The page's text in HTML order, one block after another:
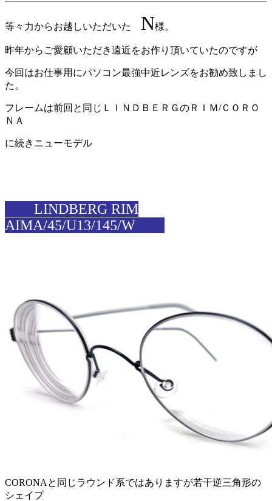
等々力からお越しいただいた N様。
昨年からご愛顧いただき遠近をお作り頂いていたのですが
今回はお仕事用にパソコン最強中近レンズをお勧め致しまし
た。
フレームは前回と同じＬＩＮＤＢＥＲＧのＲＩＭ/ＣＯＲＯ
ＮＡ
に続きニューモデル
LINDBERG RIM
AIMA/45/U13/145/W
CORONAと同じラウンド系ではありますが若干逆三角形の
シェイプ